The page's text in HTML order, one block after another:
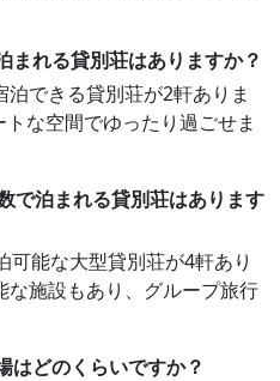
まれる貸別荘はありますか？
できる貸別荘が2軒ありま
な空間でゆったり過ごせま
で泊まれる貸別荘はあります
可能な大型貸別荘が4軒あり
な施設もあり、グループ旅行
はどのくらいですか？